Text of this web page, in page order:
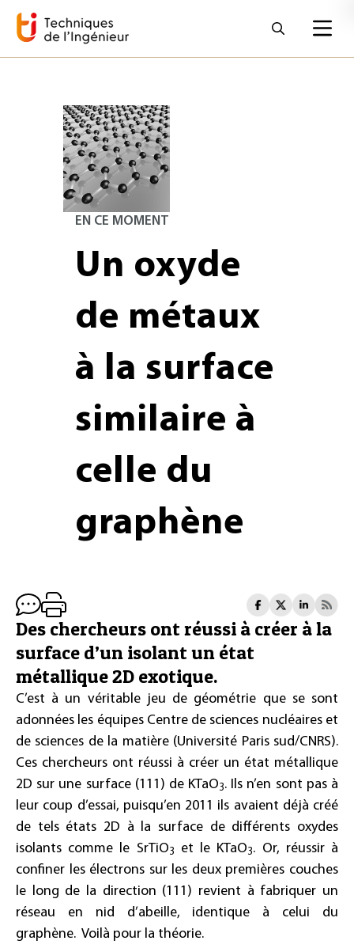
EN CE MOMENT
Un oxyde
de métaux
à la surface
similaire à
celle du
graphène
Des chercheurs ont réussi à créer à la
surface d’un isolant un état
métallique 2D exotique.
C’est à un véritable jeu de géométrie que se sont
adonnées les équipes Centre de sciences nucléaires et
de sciences de la matière (Université Paris sud/CNRS).
Ces chercheurs ont réussi à créer un état métallique
2D sur une surface (111) de KTaO3. Ils n’en sont pas à
leur coup d’essai, puisqu’en 2011 ils avaient déjà créé
de tels états 2D à la surface de différents oxydes
isolants comme le SrTiO3 et le KTaO3. Or, réussir à
confiner les électrons sur les deux premières couches
le long de la direction (111) revient à fabriquer un
réseau en nid d’abeille, identique à celui du
graphène. Voilà pour la théorie.